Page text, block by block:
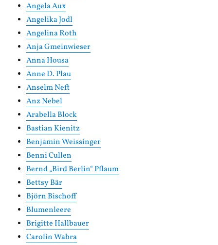
Angela Aux
Angelika Jodl
Angelina Roth
Anja Gmeinwieser
Anna Housa
Anne D. Plau
Anselm Neft
Anz Nebel
Arabella Block
Bastian Kienitz
Benjamin Weissinger
Benni Cullen
Bernd „Bird Berlin“ Pflaum
Bettsy Bär
Björn Bischoff
Blumenleere
Brigitte Hallbauer
Carolin Wabra